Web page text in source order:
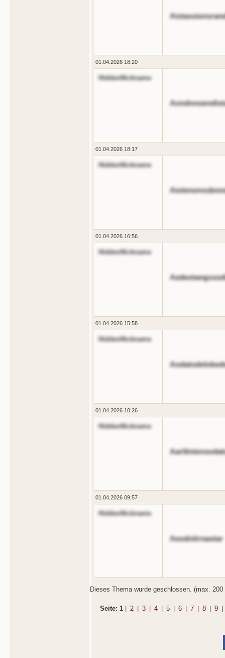
01.04.2026 18:20
HiddenNickname
01.04.2026 18:17
HiddenNickname
01.04.2026 16:56
HiddenNickname
01.04.2026 15:58
HiddenNickname
01.04.2026 10:26
HiddenNickname
01.04.2026 09:57
HiddenNickname
Aeodnitrnaotar
Dieses Thema wurde geschlossen. (max. 200
Seite: 1 2 3 4 5 6 7 8 9